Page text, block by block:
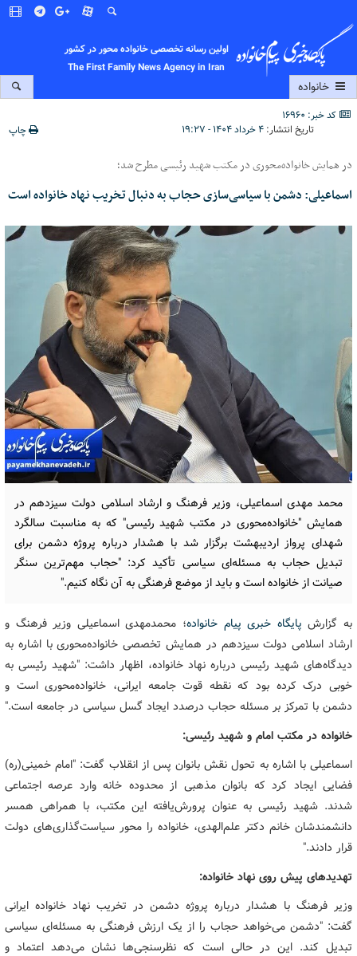
اولین رسانه تخصصی خانواده محور در کشور
The First Family News Agency in Iran
خانواده
کد خبر: 16960
تاریخ انتشار:۴ خرداد ۱۴۰۴ - ۱۹:۲۷ چاپ
در همایش خانواده‌محوری در مکتب شهید رئیسی مطرح شد؛
اسماعیلی: دشمن با سیاسی‌سازی حجاب به دنبال تخریب نهاد خانواده است
محمد مهدی اسماعیلی، وزیر فرهنگ و ارشاد اسلامی دولت سیزدهم در
همایش "خانواده‌محوری در مکتب شهید رئیسی" که به مناسبت سالگرد
شهدای پرواز اردیبهشت برگزار شد با هشدار درباره پروژه دشمن برای
تبدیل حجاب به مسئله‌ای سیاسی تأکید کرد: "حجاب مهم‌ترین سنگر
صیانت از خانواده است و باید از موضع فرهنگی به آن نگاه کنیم."
به گزارش پایگاه خبری پیام خانواده؛ محمدمهدی اسماعیلی وزیر فرهنگ و
ارشاد اسلامی دولت سیزدهم در همایش تخصصی خانواده‌محوری با اشاره به
دیدگاه‌های شهید رئیسی درباره نهاد خانواده، اظهار داشت: "شهید رئیسی به
خوبی درک کرده بود که نقطه قوت جامعه ایرانی، خانواده‌محوری است و
دشمن با تمرکز بر مسئله حجاب درصدد ایجاد گسل سیاسی در جامعه است."
خانواده در مکتب امام و شهید رئیسی:
اسماعیلی با اشاره به تحول نقش بانوان پس از انقلاب گفت: "امام خمینی(ره)
فضایی ایجاد کرد که بانوان مذهبی از محدوده خانه وارد عرصه اجتماعی
شدند. شهید رئیسی به عنوان پرورش‌یافته این مکتب، با همراهی همسر
دانشمندشان خانم دکتر علم‌الهدی، خانواده را محور سیاست‌گذاری‌های دولت
قرار دادند."
تهدیدهای پیش روی نهاد خانواده:
وزیر فرهنگ با هشدار درباره پروژه دشمن در تخریب نهاد خانواده ایرانی
گفت: "دشمن می‌خواهد حجاب را از یک ارزش فرهنگی به مسئله‌ای سیاسی
تبدیل کند. این در حالی است که نظرسنجی‌ها نشان می‌دهد اعتماد و